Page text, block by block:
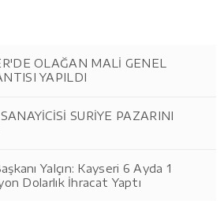
OLAĞAN MALİ GENEL
YAPILDI
SURİYE PAZARINI
Yalçın: Kayseri 6 Ayda 1
Dolarlık İhracat Yaptı